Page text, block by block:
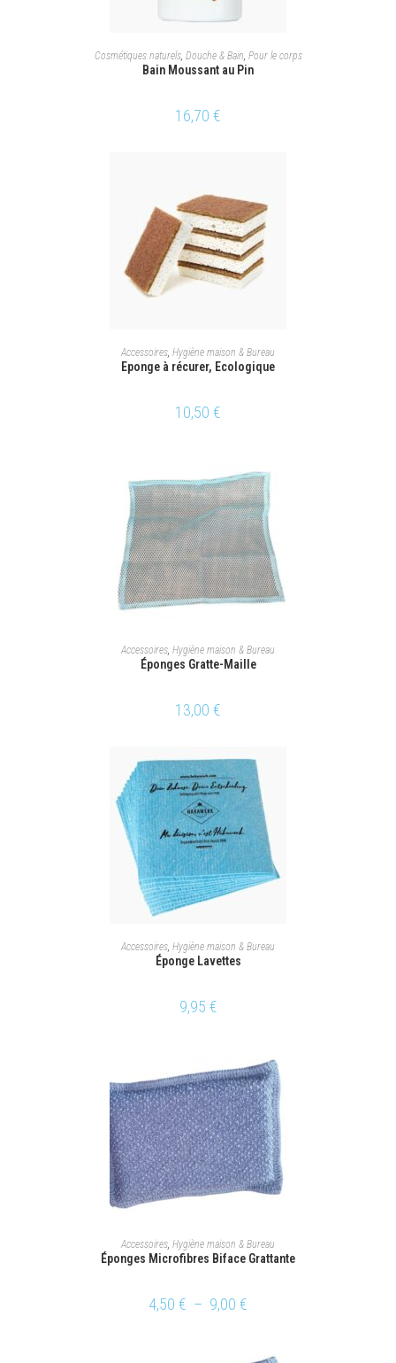
AJOUTER AU PANIER
Cosmétiques naturels, Douche & Bain Pour le corps
Bain Moussant au Pin
16,70 €
AJOUTER AU PANIER
Accessoires, Hygiène maison & Bureau
Eponge à récurer, Ecologique
10,50 €
AJOUTER AU PANIER
Accessoires Hygiène maison & Bureau
Éponges Gratte-Maille
13,00 €
AJOUTER AU PANIER
Accessoires, Hygiène maison & Bureau
Éponge Lavettes
9,95 €
CHOIX DES OPTIONS
Accessoires Hygiène maison & Bureau
Éponges Microfibres Biface Grattante
4,50 € – 9,00 €